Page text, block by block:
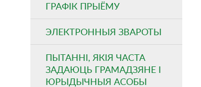
ГРАФІК ПРЫЁМУ
ЭЛЕКТРОННЫЯ ЗВАРОТЫ
ПЫТАННІ, ЯКІЯ ЧАСТА
ЗАДАЮЦЬ ГРАМАДЗЯНЕ І
ЮРЫДЫЧНЫЯ АСОБЫ